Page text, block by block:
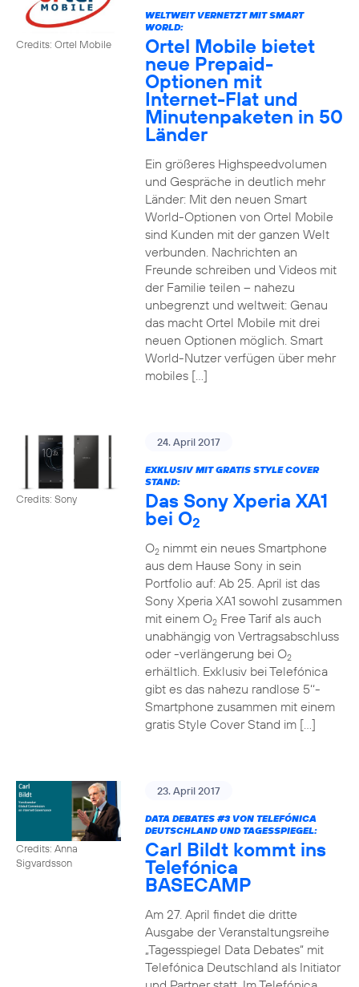
Credits: Ortel Mobile
WELTWEIT VERNETZT MIT SMART
WORLD:
Ortel Mobile bietet
neue Prepaid-
Optionen mit
Internet-Flat und
Minutenpaketen in 50
Länder
Ein größeres Highspeedvolumen
und Gespräche in deutlich mehr
Länder: Mit den neuen Smart
World-Optionen von Ortel Mobile
sind Kunden mit der ganzen Welt
verbunden. Nachrichten an
Freunde schreiben und Videos mit
der Familie teilen – nahezu
unbegrenzt und weltweit: Genau
das macht Ortel Mobile mit drei
neuen Optionen möglich. Smart
World-Nutzer verfügen über mehr
mobiles […]
Credits: Sony
24. April 2017
EXKLUSIV MIT GRATIS STYLE COVER
STAND:
Das Sony Xperia XA1
bei O2
O2nimmt ein neues Smartphone
aus dem Hause Sony in sein
Portfolio auf: Ab 25. April ist das
Sony Xperia XA1 sowohl zusammen
mit einem O2Free Tarif als auch
unabhängig von Vertragsabschluss
oder -verlängerung bei O2
erhältlich. Exklusiv bei Telefónica
gibt es das nahezu randlose 5‘‘-
Smartphone zusammen mit einem
gratis Style Cover Stand im […]
Credits: Anna
Sigvardsson
23. April 2017
DATA DEBATES #3VON TELEFÓNICA
DEUTSCHLAND UND TAGESSPIEGEL:
Carl Bildt kommt ins
Telefónica
BASECAMP
Am 27. April findet die dritte
Ausgabe der Veranstaltungsreihe
„Tagesspiegel Data Debates“ mit
Telefónica Deutschland als Initiator